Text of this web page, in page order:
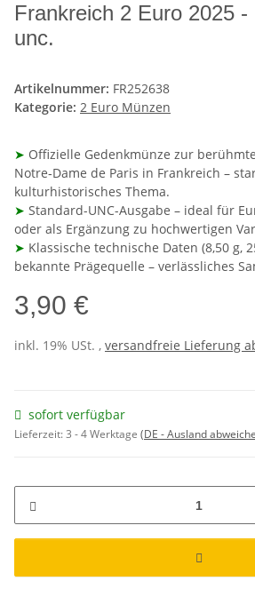
Frankreich 2 Euro 2025
unc.
Artikelnummer: FR252638
Kategorie: 2 Euro Münzen
➤ Offizielle Gedenkmünze zur
Notre‑Dame de Paris in Frankreich –
kulturhistorisches Thema.
➤ Standard-UNC-Ausgabe – ideal für
oder als Ergänzung zu hochwertigen
➤ Klassische technische Daten (8,50 g,
bekannte Prägequelle – verlässliches
3,90 €
inkl. 19% USt. , versandfreie Lieferung
sofort verfügbar
Lieferzeit:3 - 4 Werktage (DE - Ausland